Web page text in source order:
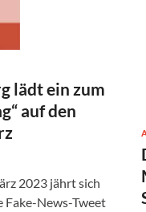
lädt ein zum
auf den
2023 jährt sich
News-Tweet